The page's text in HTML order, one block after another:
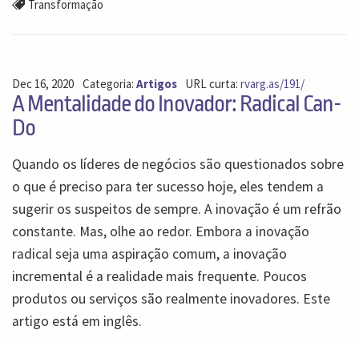
Transformação
Dec 16, 2020 Categoria: Artigos URL curta:rvarg.as/191/
A Mentalidade do Inovador: Radical Can-
Do
Quando os líderes de negócios são questionados sobre
o que é preciso para ter sucesso hoje, eles tendem a
sugerir os suspeitos de sempre. A inovação é um refrão
constante. Mas, olhe ao redor. Embora a inovação
radical seja uma aspiração comum, a inovação
incremental é a realidade mais frequente. Poucos
produtos ou serviços são realmente inovadores. Este
artigo está em inglês.